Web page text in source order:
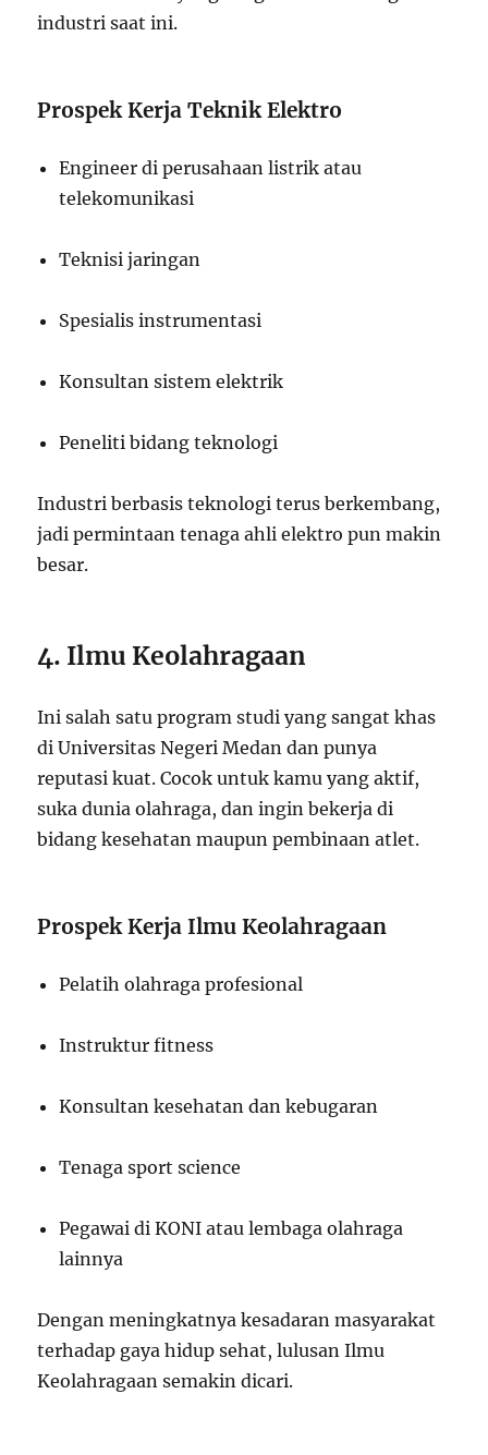
industri saat ini.
Prospek Kerja Teknik Elektro
Engineer di perusahaan listrik atau
telekomunikasi
Teknisi jaringan
Spesialis instrumentasi
Konsultan sistem elektrik
Peneliti bidang teknologi
Industri berbasis teknologi terus berkembang,
jadi permintaan tenaga ahli elektro pun makin
besar.
4. Ilmu Keolahragaan
Ini salah satu program studi yang sangat khas
di Universitas Negeri Medan dan punya
reputasi kuat. Cocok untuk kamu yang aktif,
suka dunia olahraga, dan ingin bekerja di
bidang kesehatan maupun pembinaan atlet.
Prospek Kerja Ilmu Keolahragaan
Pelatih olahraga profesional
Instruktur fitness
Konsultan kesehatan dan kebugaran
Tenaga sport science
Pegawai di KONI atau lembaga olahraga
lainnya
Dengan meningkatnya kesadaran masyarakat
terhadap gaya hidup sehat, lulusan Ilmu
Keolahragaan semakin dicari.